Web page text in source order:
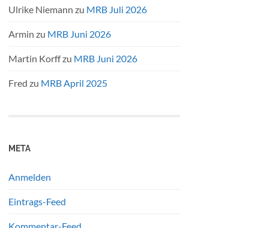
Ulrike Niemann zu MRB Juli 2026
Armin zu MRB Juni 2026
Martin Korffzu MRB Juni 2026
Fred zu MRB April 2025
META
Anmelden
Eintrags-Feed